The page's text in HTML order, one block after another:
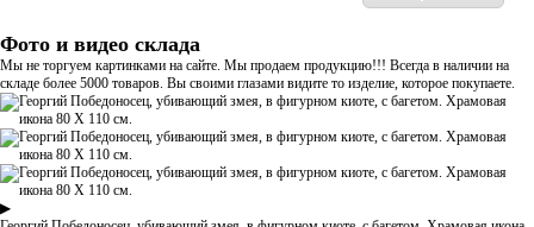
Фото и видео склада
Мы не торгуем картинками на сайте. Мы продаем продукцию!!! Всегда в наличии на
складе более 5000 товаров. Вы своими глазами видите то изделие, которое покупаете.
▶